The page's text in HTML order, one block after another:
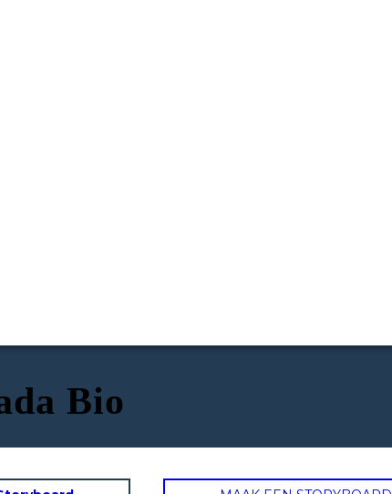
Bio